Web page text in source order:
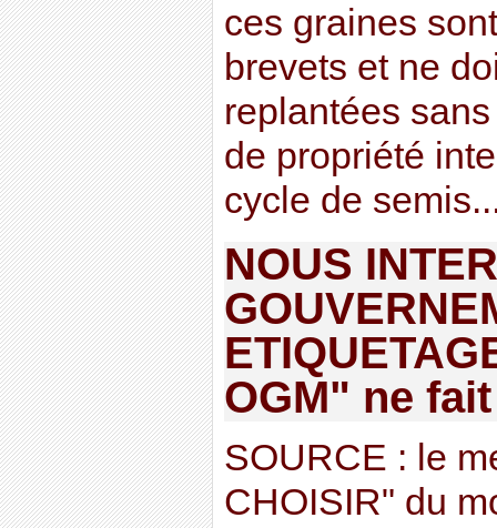
ces graines
brevets et ne
replantées
de propriété
cycle de
NOUS
OGM" ne
SOURCE : le
CHOISIR" du